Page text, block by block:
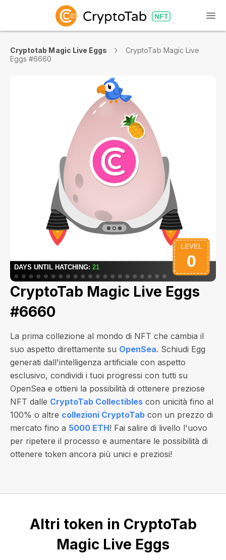
Cryptotab Magic Live Eggs
CryptoTab Magic Live
Eggs #6660
CryptoTab Magic Live Eggs
#6660
La prima collezione al mondo di NFT che cambia il
suo aspetto direttamente su OpenSea. Schiudi Egg
generati dall'intelligenza artificiale con aspetto
esclusivo, condividi i tuoi progressi con tutti su
OpenSea e ottieni la possibilità di ottenere preziose
NFT dalle CryptoTab Collectibles con unicità fino al
100% o altre collezioni CryptoTab con un prezzo di
mercato fino a 5000 ETH! Fai salire di livello l'uovo
per ripetere il processo e aumentare le possibilità di
ottenere token ancora più unici e preziosi!
Altri token in CryptoTab
Magic Live Eggs